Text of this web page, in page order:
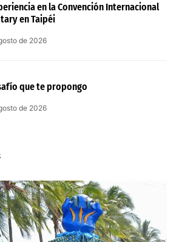
en la Convención Internacional
en Taipéi
de 2026
que te propongo
de 2026